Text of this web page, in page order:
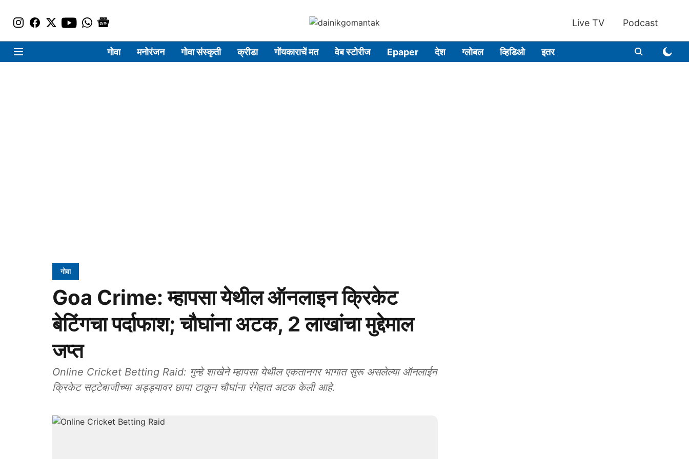
Live TV Podcast
गोवा मनोरंजन गोवा संस्कृती क्रीडा गोंयकाराचें मत वेब स्टोरीज Epaper देश ग्लोबल व्हिडिओ इतर
गोवा
Goa Crime: म्हापसा येथील ऑनलाइन क्रिकेट
बेटिंगचा पर्दाफाश; चौघांना अटक, 2 लाखांचा मुद्देमाल
जप्त
Online Cricket Betting Raid: गुन्हे शाखेने म्हापसा येथील एकतानगर भागात सुरू असलेल्या ऑनलाईन
क्रिकेट सट्टेबाजीच्या अड्ड्यावर छापा टाकून चौघांना रंगेहात अटक केली आहे.